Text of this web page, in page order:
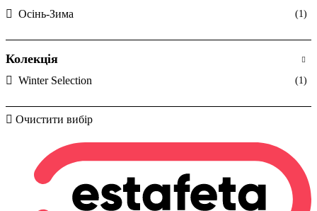
Осінь-Зима (1)
Колекція
Winter Selection (1)
Очистити вибір